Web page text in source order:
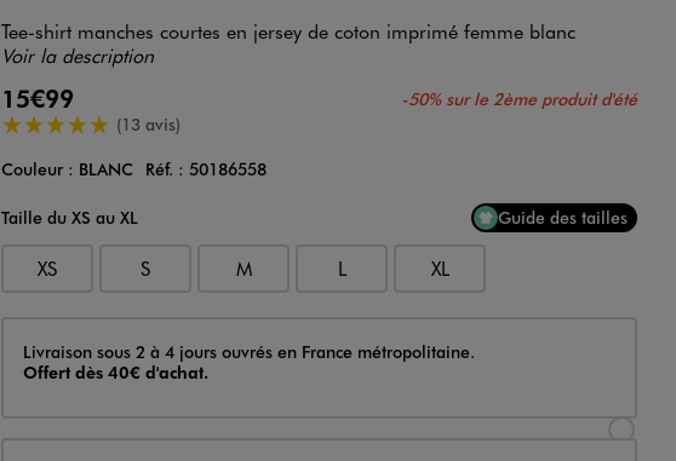
Tee-shirt manches courtes en jersey de coton imprimé femme blanc
Voir la description
15€99 -50% sur le 2ème produit d'été
5/5 de moyenne(13 avis)
Couleur
Couleur : BLANC Réf. : 50186558
Taille du XS au XL
Guide des tailles
XS S M L XL
Livraison
Livraison sous 2 à 4 jours ouvrés en France métropolitaine.
Offert dès 40€ d'achat.